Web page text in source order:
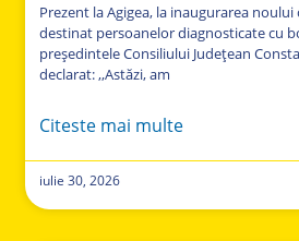
Prezent la Agigea, la inaugurarea
destinat persoanelor diagnosticate cu
președintele Consiliului Județean
declarat: ,,Astăzi, am
Citeste mai multe
iulie 30, 2026